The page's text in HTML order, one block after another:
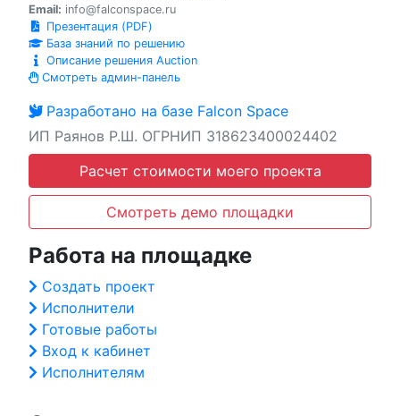
Email: info@falconspace.ru
Презентация (PDF)
База знаний по решению
Описание решения Auction
Смотреть админ-панель
Разработано на базе Falcon Space
ИП Раянов Р.Ш. ОГРНИП 318623400024402
Расчет стоимости моего проекта
Смотреть демо площадки
Работа на площадке
Создать проект
Исполнители
Готовые работы
Вход к кабинет
Исполнителям